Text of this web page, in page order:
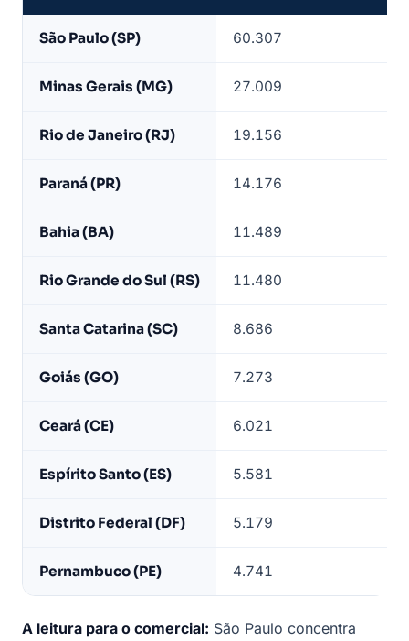
médicas
por
LeadJet
São Paulo (SP) 60.307
Minas Gerais (MG) 27.009
Rio de Janeiro (RJ) 19.156
Paraná (PR) 14.176
Bahia (BA) 11.489
Rio Grande do Sul (RS) 11.480
Santa Catarina (SC) 8.686
Goiás (GO) 7.273
Ceará (CE) 6.021
Espírito Santo (ES) 5.581
Distrito Federal (DF) 5.179
Pernambuco (PE) 4.741
A leitura para o comercial: São Paulo concentra